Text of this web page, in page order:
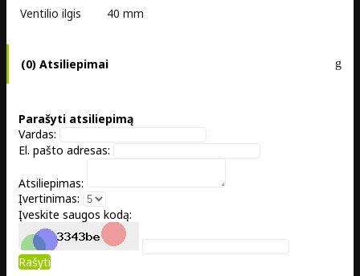
Ventilio ilgis
40 mm
(0) Atsiliepimai
Parašyti atsiliepimą
Vardas:
El. pašto adresas:
Atsiliepimas:
Įvertinimas:
Įveskite saugos kodą:
Rašyti